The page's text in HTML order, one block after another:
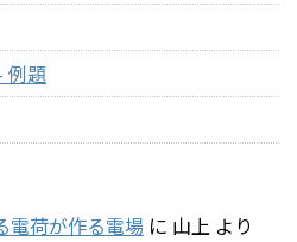
例題
電荷が作る電場 に 山上 より